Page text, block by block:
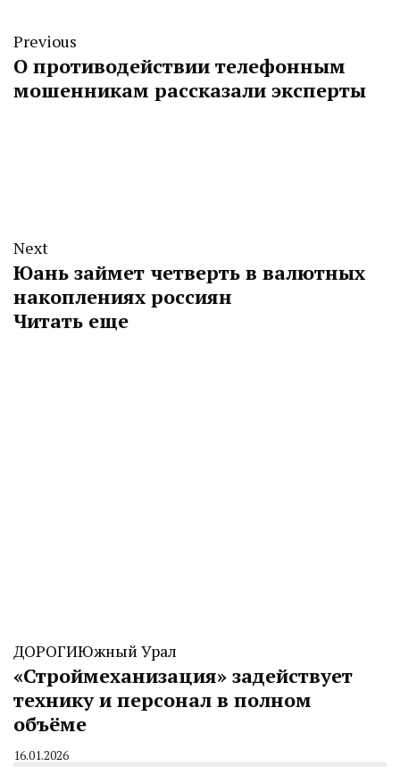
Previous
О противодействии телефонным
мошенникам рассказали эксперты
Next
Юань займет четверть в валютных
накоплениях россиян
Читать еще
ДОРОГИЮжный Урал
«Строймеханизация» задействует
технику и персонал в полном
объёме
By
16.01.2026